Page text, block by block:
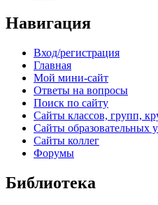
Навигация
Вход/регистрация
Главная
Мой мини-сайт
Ответы на вопросы
Поиск по сайту
Сайты классов, групп,
Сайты образовательных
Сайты коллег
Форумы
Библиотека